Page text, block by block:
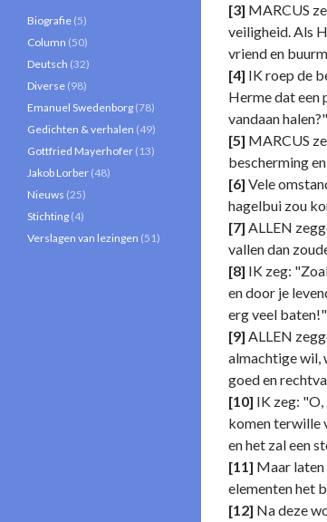
[3] MARCUS
veiligheid. Als
vriend en
[4] IK roep de
Herme dat een
vandaan halen?"
[5] MARCUS
bescherming
[6] Vele
hagelbui zou
[7] ALLEN
vallen dan
[8] IK zeg:
en door je
erg veel baten!"
[9] ALLEN
almachtige wil,
goed en
[10] IK zeg:
komen terwille
en het zal een
[11] Maar laten
elementen het
[12] Na deze
Biografie (5)
Column (50)
Deutsch (32)
Diverse (98)
Emanuel Swedenborg (78)
Gedichten & verhalen (49)
Gottfried Mayerhofer (13)
Jakob Lorber (48)
Nieuws (25)
Stichting (4)
Verslagen van lezingen (51)